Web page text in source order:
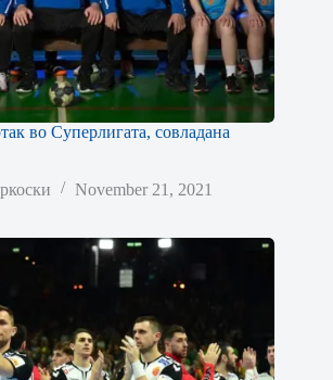
во Суперлигата, совладана
November 21, 2021